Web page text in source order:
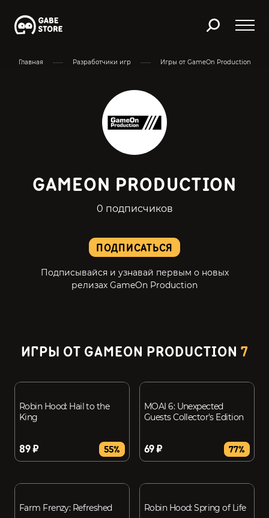
Главная Разработчики игр Игры от GameOn Production
ПОДПИСАТЬСЯ
Подписывайся и узнавай первым о новых
релизах GameOn Production
GAMEON PRODUCTION
0 подписчиков
ИГРЫ ОТ GAMEON PRODUCTION 7
Robin Hood: Hail to the
King
89 ₽ 55%
MOAI 6: Unexpected
Guests Collector's Edition
69 ₽ 77%
Farm Frenzy: Refreshed Robin Hood: Spring of Life